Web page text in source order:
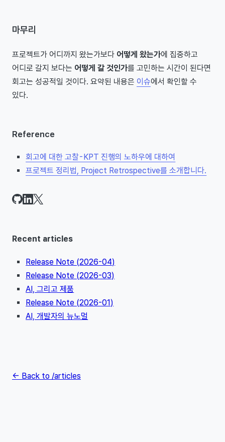
마무리
프로젝트가 어디까지 왔는가보다 어떻게 왔는가에 집중하고
어디로 갈지 보다는 어떻게 갈 것인가를 고민하는 시간이 된다면
회고는 성공적일 것이다. 요약된 내용은 이슈에서 확인할 수
있다.
Reference
회고에 대한 고찰 - KPT 진행의 노하우에 대하여
프로젝트 정리법, Project Retrospective를 소개합니다.
Recent articles
Release Note (2026-04)
Release Note (2026-03)
AI, 그리고 제품
Release Note (2026-01)
AI, 개발자의 뉴노멀
← Back to /articles